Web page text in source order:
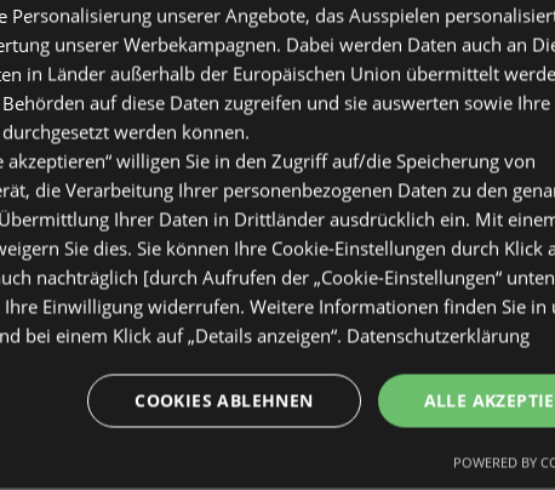
der
KiK
Personalisierung unserer Angebote, das Ausspielen
unserer Werbekampagnen. Dabei werden Daten auch an
in Länder außerhalb der Europäischen Union übermittelt
auf diese Daten zugreifen und sie auswerten sowie Ihre
werden können.
akzeptieren“ willigen Sie in den Zugriff auf/die Speicherung von
die Verarbeitung Ihrer personenbezogenen Daten zu den
Ihrer Daten in Drittländer ausdrücklich ein. Mit
Sie dies. Sie können Ihre Cookie-Einstellungen durch Klick
nachträglich [durch Aufrufen der „Cookie-Einstellungen“
Ihre Einwilligung widerrufen. Weitere Informationen finden Sie in
bei einem Klick auf „Details anzeigen“. Datenschutzerklärung
ALLE
COOKIES ABLEHNEN
POWERED BY